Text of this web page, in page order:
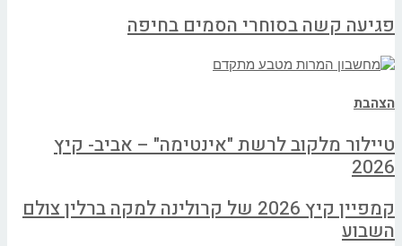
פגיעה קשה בסוחרי הסמים בחיפה
הצהבת
טיילור מלקוב לרשת "אינטימה" – אביב- קיץ
2026
קמפיין קיץ 2026 של קרולינה למקה ברלין צולם
השבוע